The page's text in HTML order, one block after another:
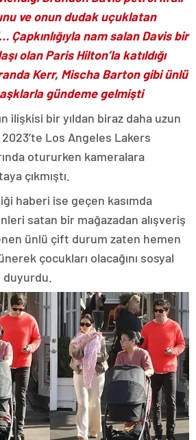
ve onun dudak uçuklatan
nam salan Davis bir
olan Paris Hilton’la katıldığı
Kerr, Mischa Barton gibi ünlü
aşklarla gündeme gelmişti
ilişkisi bir yıldan biraz daha uzun
Los Angeles Lakers
otururken kameralara
çıkmıştı.
haberi ise geçen kasımda
satan bir mağazadan alışveriş
ünlü çift durum zaten hemen
çocukları olacağını sosyal